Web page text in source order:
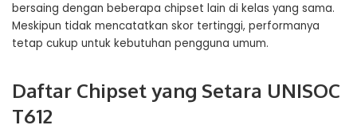
bersaing dengan beberapa chipset lain di kelas yang sama.
Meskipun tidak mencatatkan skor tertinggi, performanya
tetap cukup untuk kebutuhan pengguna umum.
Daftar Chipset yang Setara UNISOC
T612